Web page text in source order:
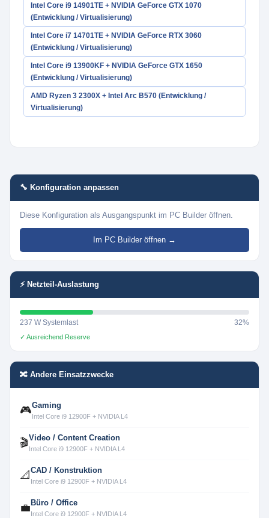
Intel Core i9 14901TE + NVIDIA GeForce GTX 1070
(Entwicklung / Virtualisierung)
Intel Core i7 14701TE + NVIDIA GeForce RTX 3060
(Entwicklung / Virtualisierung)
Intel Core i9 13900KF + NVIDIA GeForce GTX 1650
(Entwicklung / Virtualisierung)
AMD Ryzen 3 2300X + Intel Arc B570 (Entwicklung /
Virtualisierung)
🔧 Konfiguration anpassen
Diese Konfiguration als Ausgangspunkt im PC Builder öffnen.
Im PC Builder öffnen →
⚡ Netzteil-Auslastung
237 W Systemlast 32%
✓ Ausreichend Reserve
🔀 Andere Einsatzzwecke
🎮Gaming
Intel Core i9 12900F + NVIDIA L4
🎬Video / Content Creation
Intel Core i9 12900F + NVIDIA L4
📐 CAD / Konstruktion
Intel Core i9 12900F + NVIDIA L4
💼 Büro / Office
Intel Core i9 12900F + NVIDIA L4